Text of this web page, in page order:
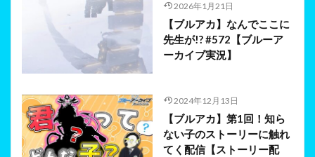
2026年1月21日
【ブルアカ】なんでここに
先生が!? #572【ブルーア
ーカイブ実況】
2024年12月13日
【ブルアカ】第1回！知ら
ない子のストーリーに触れ
てく配信【ストーリー配